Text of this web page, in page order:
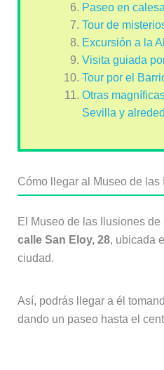
Paseo en
Tour de
Excursión a la
Visita guiada
Tour por el
Otras
Sevilla y
Cómo llegar al Museo de
El Museo de las Ilusiones
calle San Eloy, 28, ubicada
ciudad.
Así, podrás llegar a él
dando un paseo hasta el